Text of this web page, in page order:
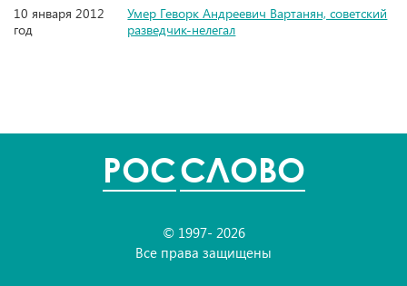
10 января 2012
год
Умер Геворк Андреевич Вартанян, советский
разведчик-нелегал
POCСЛОВО
© 1997- 2026
Все права защищены